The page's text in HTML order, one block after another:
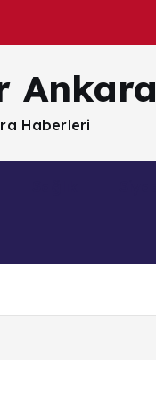
Ankara
Haberleri